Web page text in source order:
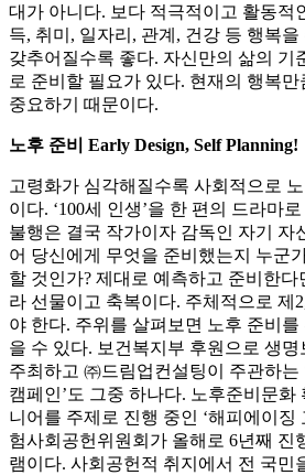
대가 아니다. 보다 적극적이고 활동적
득, 취미, 일자리, 관계, 건강 등 행복
갖추어질수록 좋다. 자신만의 삶의 기
로 준비할 필요가 있다. 현재의 행복
중요하기 때문이다.
노후 준비 Early Design, Self Planning!
고령화가 심각해질수록 사회적으로
이다. ‘100세 인생’을 한 편의 드라마
불행은 결국 작가이자 감독인 자기 자
어 당신에게 무엇을 준비했는지 누군
할 것인가? 제대로 예측하고 준비한다
라 선물이고 축복이다. 주체적으로 제
야 한다. 주위를 살펴보면 노후 준비
을 수 있다. 보건복지부 후원으로 생
주최하고 ㈜드림업컨설팅이 주관하는
캠페인’도 그중 하나다. 노후준비문화
니어를 주제로 진행 중인 ‘해피에이징
험사회공헌위원회가 올해로 6년째 진
램이다. 사회공헌적 취지에서 전 국민